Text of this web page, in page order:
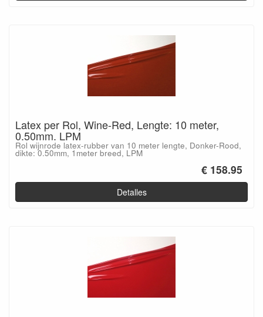
Latex per Rol, Wine-Red, Lengte: 10 meter,
0.50mm. LPM
Rol wijnrode latex-rubber van 10 meter lengte, Donker-Rood,
dikte: 0.50mm, 1meter breed, LPM
€ 158.95
Detalles